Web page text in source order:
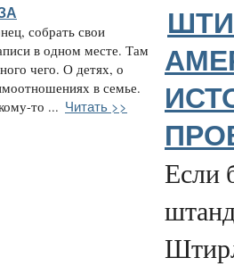
собрать свои
в одном месте. Там
чего. О детях, о
в семье.
то ... Читать >>
Если